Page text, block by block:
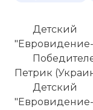
"Евровидение-
Петрик